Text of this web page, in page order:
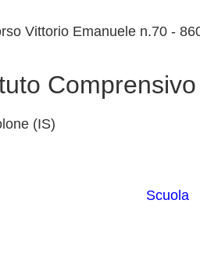
Vittorio Emanuele n.70 -
(IS)
Scuola